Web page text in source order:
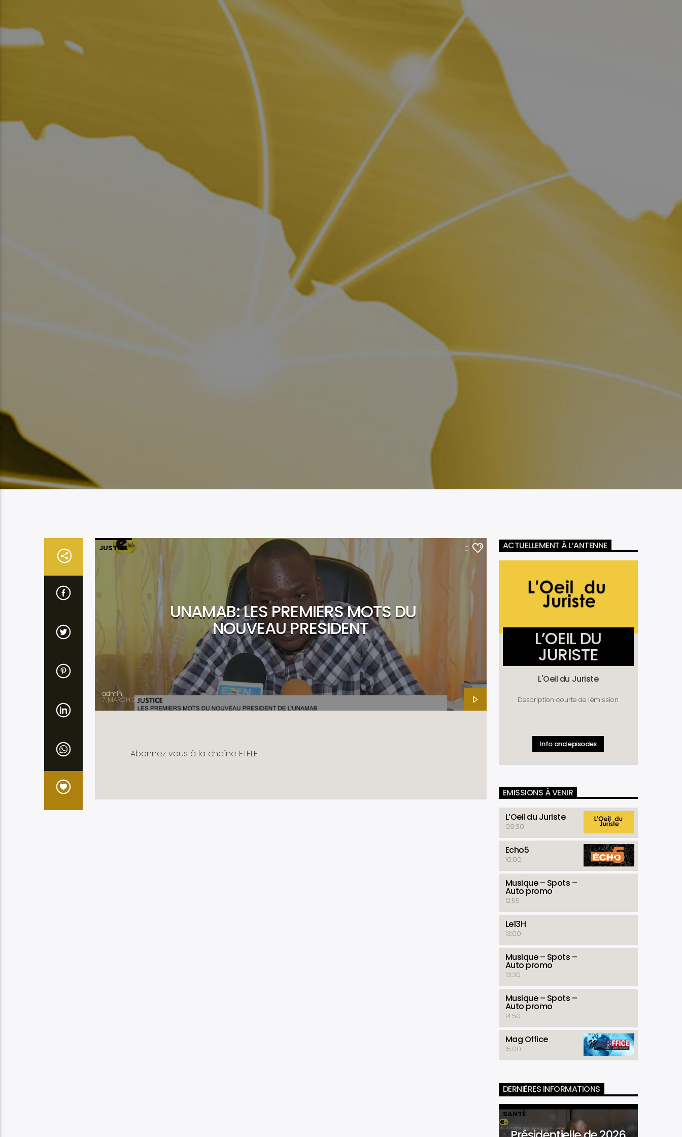
JUSTICE 0
UNAMAB: LES PREMIERS MOTS DU
NOUVEAU PRESIDENT
admin
7 MARCH 2018
Abonnez vous à la chaîne ETELE
ACTUELLEMENT À L’ANTENNE
L’OEIL DU
JURISTE
L'Oeil du Juriste
Description courte de l'émission
Info and episodes
EMISSIONS À VENIR
L’Oeil du Juriste
09:30
Echo5
10:00
Musique – Spots –
Auto promo
12:55
Le13H
13:00
Musique – Spots –
Auto promo
13:30
Musique – Spots –
Auto promo
14:50
Mag Office
15:00
DERNIÈRES INFORMATIONS
SANTÉ